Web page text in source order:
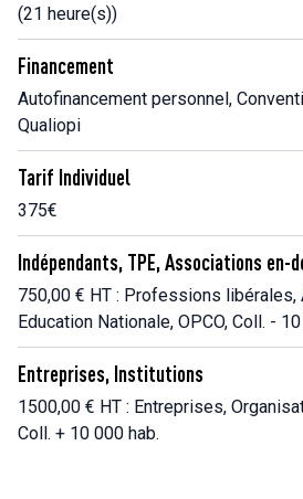
(21 heure(s))
Financement
Autofinancement personnel,
Qualiopi
Tarif Individuel
375€
Indépendants, TPE, Associations en-
750,00 € HT : Professions libérales,
Education Nationale, OPCO, Coll. -
Entreprises, Institutions
1500,00 € HT : Entreprises,
Coll. + 10 000 hab.